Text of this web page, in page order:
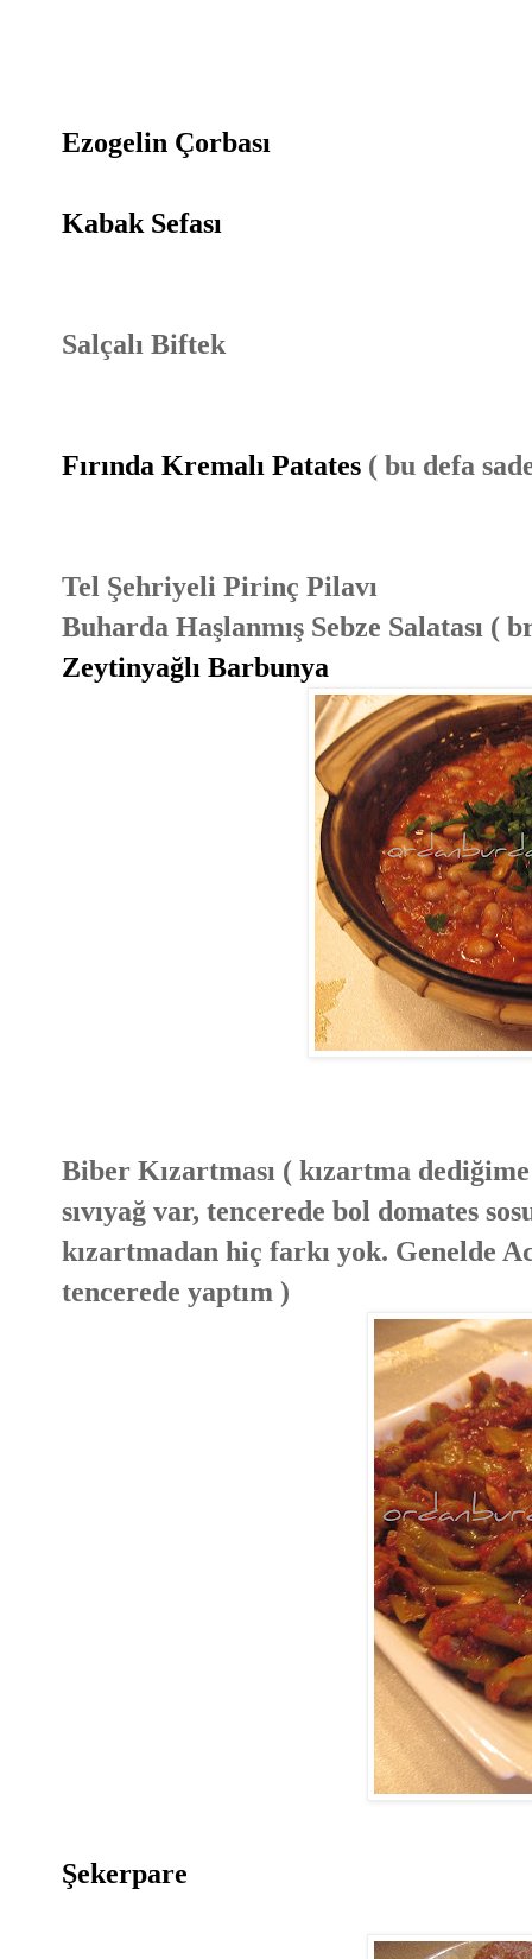
Ezogelin Çorbası
Kabak Sefası
Salçalı Biftek
Fırında Kremalı Patates ( bu defa
Tel Şehriyeli Pirinç Pilavı
Buharda Haşlanmış Sebze Salatası (
Zeytinyağlı Barbunya
Biber Kızartması ( kızartma
sıvıyağ var, tencerede bol domates
kızartmadan hiç farkı yok. Genelde
tencerede yaptım )
Şekerpare